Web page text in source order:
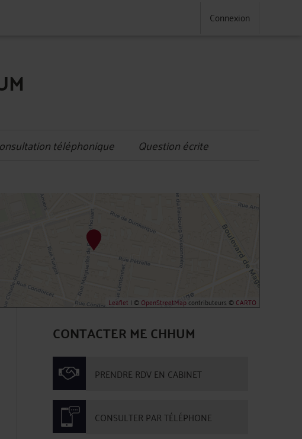
Connexion
téléphonique Question écrite
Leaflet | ©OpenStreetMapcontributeurs ©CARTO
CONTACTER ME CHHUM
PRENDRE RDV EN CABINET
CONSULTER PAR TÉLÉPHONE